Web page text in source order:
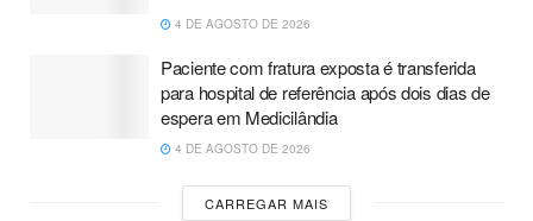
4 DE AGOSTO DE 2026
Paciente com fratura exposta é transferida
para hospital de referência após dois dias de
espera em Medicilândia
4 DE AGOSTO DE 2026
CARREGAR MAIS